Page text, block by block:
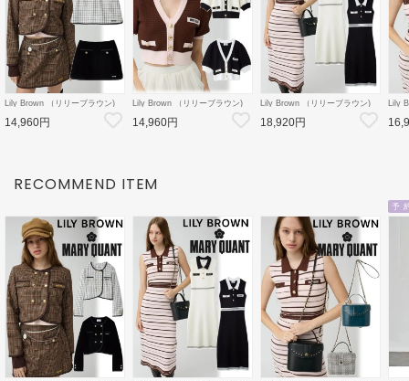
Lily Brown （リリーブラウン)
【LB×MARY QUANT】ミニス
カート 26秋冬
【LWFS264101】フレアスカー
14,960円
Lily Brown （リリーブラウン)
【LB×MARY QUANT】ニット
カーディガン 26秋冬
【LWND264109】カーディガン
14,960円
Lily Brown （リリーブラウン)
【LB×MARY QUANT】ポロニ
ットワンピース 26秋冬
【LWNO264110】フレアワンピ
18,920円
Lily
ズバ
【
RECOMMEND ITEM
予